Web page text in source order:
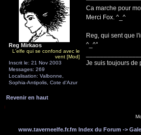
Reg Mirkaos
L'elfe qui se confond avec le
vent [Mod]
Inscrit le: 21 Nov 2003
Messages: 269
Localisation: Valbonne,
Sophia-Antipolis, Cote d'Azur
Ca marche pour
Merci Fox. ^_^
Reg, qui sent que
^_^°
Je suis toujours de
Revenir en haut
www.taverneelfe.fr.fm Index du Forum ->